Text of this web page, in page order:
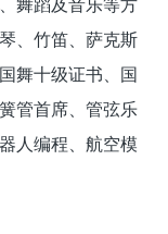
舞蹈及音乐等方
、竹笛、萨克斯
舞十级证书、国
管首席、管弦乐
人编程、航空模